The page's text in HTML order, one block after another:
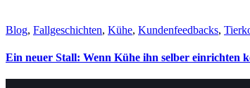
Blog, Fallgeschichten, Kühe, Kundenfeedbacks,
Ein neuer Stall: Wenn Kühe ihn selber einrichten